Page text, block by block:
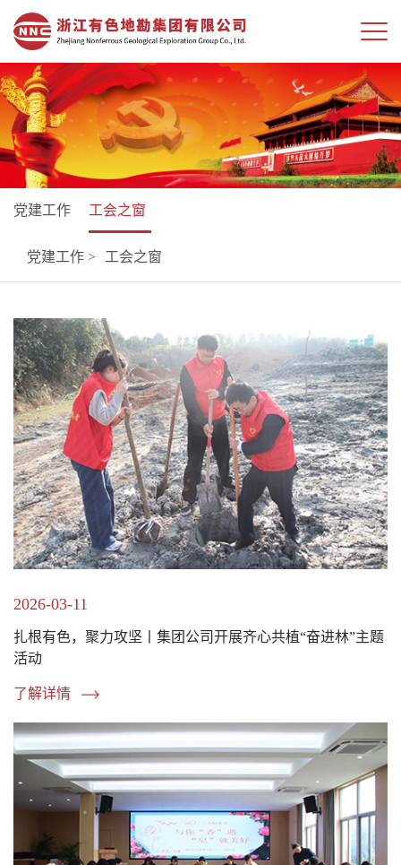
党建工作 工会之窗
党建工作 > 工会之窗
2026-03-11
扎根有色，聚力攻坚丨集团公司开展齐心共植“奋进林”主题
活动
了解详情